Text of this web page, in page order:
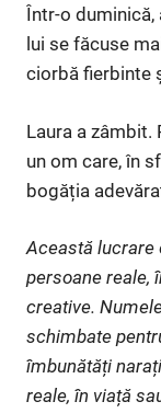
Într-o
lui se făcuse
ciorbă fierbinte
Laura a zâmbit.
un om care, în
bogăția
Această lucrare
persoane reale,
creative.
schimbate
îmbunătăți
reale, în viață